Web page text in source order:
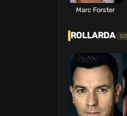
Marc Forster
ROLLARDA 50